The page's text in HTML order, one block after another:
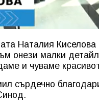
Наталия
онези малки
и чуваме
сърдечно